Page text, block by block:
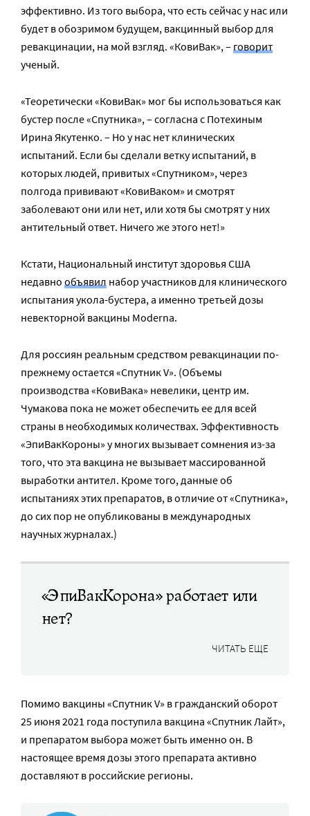
эффективно. Из того выбора, что есть сейчас у нас или
будет в обозримом будущем, вакцинный выбор для
ревакцинации, на мой взгляд. «КовиВак», – говорит
ученый.
«Теоретически «КовиВак» мог бы использоваться как
бустер после «Спутника», – согласна с Потехиным
Ирина Якутенко. – Но у нас нет клинических
испытаний. Если бы сделали ветку испытаний, в
которых людей, привитых «Спутником», через
полгода прививают «КовиВаком» и смотрят
заболевают они или нет, или хотя бы смотрят у них
антительный ответ. Ничего же этого нет!»
Кстати, Национальный институт здоровья США
недавно объявил набор участников для клинического
испытания укола-бустера, а именно третьей дозы
невекторной вакцины Moderna.
Для россиян реальным средством ревакцинации по-
прежнему остается «Спутник V». (Объемы
производства «КовиВака» невелики, центр им.
Чумакова пока не может обеспечить ее для всей
страны в необходимых количествах. Эффективность
«ЭпиВакКороны» у многих вызывает сомнения из-за
того, что эта вакцина не вызывает массированной
выработки антител. Кроме того, данные об
испытаниях этих препаратов, в отличие от «Спутника»,
до сих пор не опубликованы в международных
научных журналах.)
«ЭпиВакКорона» работает или
нет?
ЧИТАТЬ ЕЩЕ
Помимо вакцины «Спутник V» в гражданский оборот
25 июня 2021 года поступила вакцина «Спутник Лайт»,
и препаратом выбора может быть именно он. В
настоящее время дозы этого препарата активно
доставляют в российские регионы.